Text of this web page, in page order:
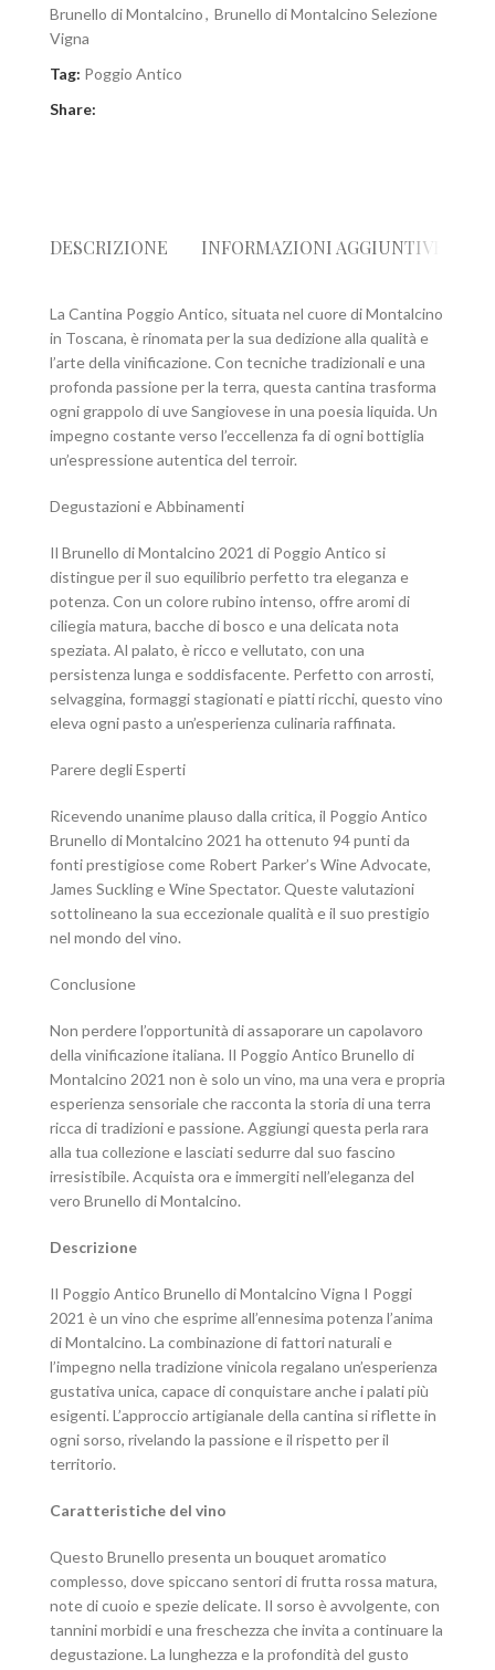
Brunello di Montalcino, Brunello di Montalcino Selezione
Vigna
Tag: Poggio Antico
Share:
DESCRIZIONE INFORMAZIONI AGGIUNTIVE
La Cantina Poggio Antico, situata nel cuore di Montalcino
in Toscana, è rinomata per la sua dedizione alla qualità e
l’arte della vinificazione. Con tecniche tradizionali e una
profonda passione per la terra, questa cantina trasforma
ogni grappolo di uve Sangiovese in una poesia liquida. Un
impegno costante verso l’eccellenza fa di ogni bottiglia
un’espressione autentica del terroir.
Degustazioni e Abbinamenti
Il Brunello di Montalcino 2021 di Poggio Antico si
distingue per il suo equilibrio perfetto tra eleganza e
potenza. Con un colore rubino intenso, offre aromi di
ciliegia matura, bacche di bosco e una delicata nota
speziata. Al palato, è ricco e vellutato, con una
persistenza lunga e soddisfacente. Perfetto con arrosti,
selvaggina, formaggi stagionati e piatti ricchi, questo vino
eleva ogni pasto a un’esperienza culinaria raffinata.
Parere degli Esperti
Ricevendo unanime plauso dalla critica, il Poggio Antico
Brunello di Montalcino 2021 ha ottenuto 94 punti da
fonti prestigiose come Robert Parker’s Wine Advocate,
James Suckling e Wine Spectator. Queste valutazioni
sottolineano la sua eccezionale qualità e il suo prestigio
nel mondo del vino.
Conclusione
Non perdere l’opportunità di assaporare un capolavoro
della vinificazione italiana. Il Poggio Antico Brunello di
Montalcino 2021 non è solo un vino, ma una vera e propria
esperienza sensoriale che racconta la storia di una terra
ricca di tradizioni e passione. Aggiungi questa perla rara
alla tua collezione e lasciati sedurre dal suo fascino
irresistibile. Acquista ora e immergiti nell’eleganza del
vero Brunello di Montalcino.
Descrizione
Il Poggio Antico Brunello di Montalcino Vigna I Poggi
2021 è un vino che esprime all’ennesima potenza l’anima
di Montalcino. La combinazione di fattori naturali e
l’impegno nella tradizione vinicola regalano un’esperienza
gustativa unica, capace di conquistare anche i palati più
esigenti. L’approccio artigianale della cantina si riflette in
ogni sorso, rivelando la passione e il rispetto per il
territorio.
Caratteristiche del vino
Questo Brunello presenta un bouquet aromatico
complesso, dove spiccano sentori di frutta rossa matura,
note di cuoio e spezie delicate. Il sorso è avvolgente, con
tannini morbidi e una freschezza che invita a continuare la
degustazione. La lunghezza e la profondità del gusto